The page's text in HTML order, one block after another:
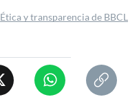
Ética y transparencia de BBCL